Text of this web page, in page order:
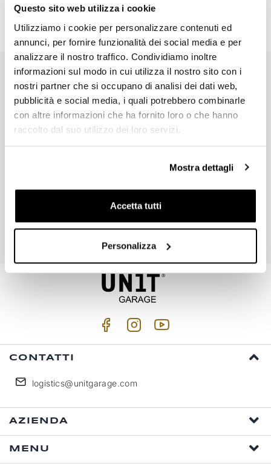
Questo sito web utilizza i cookie
Utilizziamo i cookie per personalizzare contenuti ed
annunci, per fornire funzionalità dei social media e per
analizzare il nostro traffico. Condividiamo inoltre
informazioni sul modo in cui utilizza il nostro sito con i
nostri partner che si occupano di analisi dei dati web,
pubblicità e social media, i quali potrebbero combinarle
con altre informazioni che ha fornito loro o che hanno
raccolto dal suo utilizzo dei loro servizi.
Mostra dettagli
Accetta tutti
Personalizza
EMAIL NEWSLETTER
Iscriviti gratuitamente alla nostra newsletter.
Iscriviti
Accetto trattamento dati personali (Link)
CONTATTI
logistics@unitgarage.com
AZIENDA
MENU